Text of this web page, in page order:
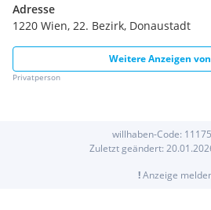
Adresse
1220 Wien, 22. Bezirk, Donaustadt
Weitere Anzeigen von
Privatperson
willhaben-Code:
Zuletzt geändert:
!Anzeige